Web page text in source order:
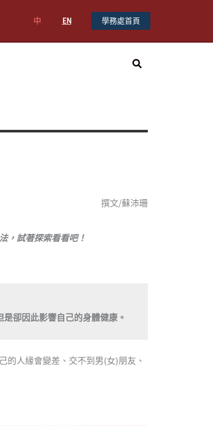
中 EN 學務處首頁
搜
撰文/蘇沛珊
，試著探索看看吧！
是卻因此影響自己的身體健康。
的人緣會變差、交不到男(女)朋友、